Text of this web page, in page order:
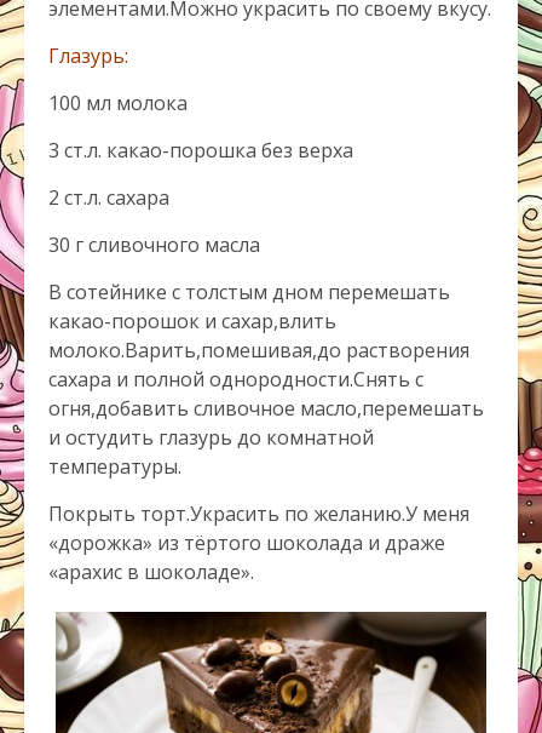
элементами.Можно украсить по своему вкусу.
Глазурь:
100 мл молока
3 ст.л. какао-порошка без верха
2 ст.л. сахара
30 г сливочного масла
В сотейнике с толстым дном перемешать
какао-порошок и сахар,влить
молоко.Варить,помешивая,до растворения
сахара и полной однородности.Снять с
огня,добавить сливочное масло,перемешать
и остудить глазурь до комнатной
температуры.
Покрыть торт.Украсить по желанию.У меня
«дорожка» из тёртого шоколада и драже
«арахис в шоколаде».